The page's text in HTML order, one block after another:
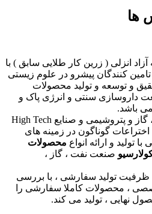
ها
انزلی ( زرین کار طلایی سابق ) با
از تامین کنندگان پیشرو در علوم زیستی
و توسعه و تولید محصولات
داروسازی سنتی و انرژی پاک و
باشد.
همچنین در زمینه صنایع نفت ، گاز و پتروشیمی و صنایع High Tech
گوناگون در زمینه های
و ارائه انواع محصولات
صنعت نفت ، گاز ،
تولید سفارشی ، با بررسی
، محصولات کاملا سفارشی را
نهایی ، تولید می کند.